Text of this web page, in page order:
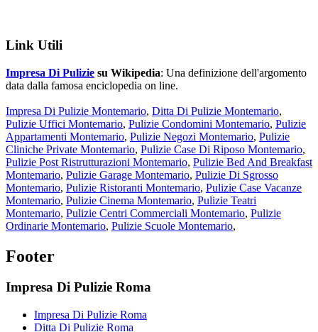
Link Utili
Impresa Di Pulizie su Wikipedia: Una definizione dell'argomento
data dalla famosa enciclopedia on line.
Impresa Di Pulizie Montemario, Ditta Di Pulizie Montemario,
Pulizie Uffici Montemario, Pulizie Condomini Montemario, Pulizie
Appartamenti Montemario, Pulizie Negozi Montemario, Pulizie
Cliniche Private Montemario, Pulizie Case Di Riposo Montemario,
Pulizie Post Ristrutturazioni Montemario, Pulizie Bed And Breakfast
Montemario, Pulizie Garage Montemario, Pulizie Di Sgrosso
Montemario, Pulizie Ristoranti Montemario, Pulizie Case Vacanze
Montemario, Pulizie Cinema Montemario, Pulizie Teatri
Montemario, Pulizie Centri Commerciali Montemario, Pulizie
Ordinarie Montemario, Pulizie Scuole Montemario,
Footer
Impresa Di Pulizie Roma
Impresa Di Pulizie Roma
Ditta Di Pulizie Roma